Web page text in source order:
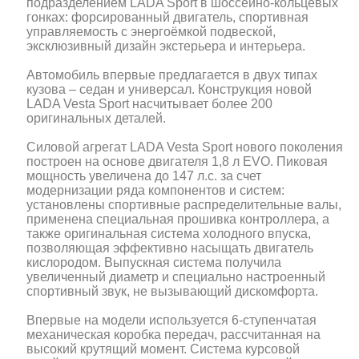
подразделением LADA Sport в шоссейно-кольцевых
гонках: форсированный двигатель, спортивная
управляемость с энергоёмкой подвеской,
эксклюзивный дизайн экстерьера и интерьера.
Автомобиль впервые предлагается в двух типах
кузова – седан и универсал. Конструкция новой
LADA Vesta Sport насчитывает более 200
оригинальных деталей.
Силовой агрегат LADA Vesta Sport нового поколения
построен на основе двигателя 1,8 л EVO. Пиковая
мощность увеличена до 147 л.с. за счет
модернизации ряда компонентов и систем:
установлены спортивные распределительные валы,
применена специальная прошивка контроллера, а
также оригинальная система холодного впуска,
позволяющая эффективно насыщать двигатель
кислородом. Выпускная система получила
увеличенный диаметр и специально настроенный
спортивный звук, не вызывающий дискомфорта.
Впервые на модели используется 6-ступенчатая
механическая коробка передач, рассчитанная на
высокий крутящий момент. Система курсовой